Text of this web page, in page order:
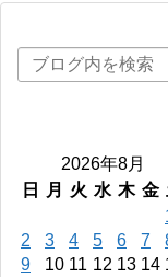
2026年8月
日
月 火 水 木 金
2
3 4 5 6 7
9
10 11 12 13 14